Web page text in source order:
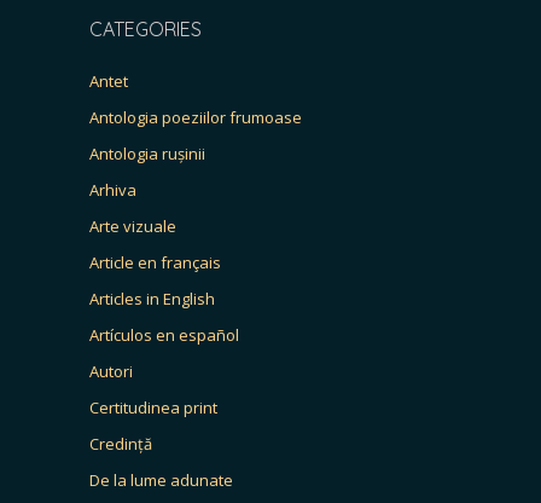
CATEGORIES
Antet
Antologia poeziilor frumoase
Antologia rușinii
Arhiva
Arte vizuale
Article en français
Articles in English
Artículos en español
Autori
Certitudinea print
Credință
De la lume adunate